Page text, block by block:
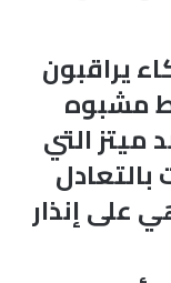
يراقبون
مشبوه
ميتز التي
بالتعادل
على إنذار